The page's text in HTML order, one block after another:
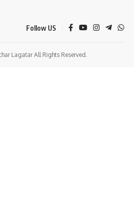
Follow US
Lagatar All Rights Reserved.